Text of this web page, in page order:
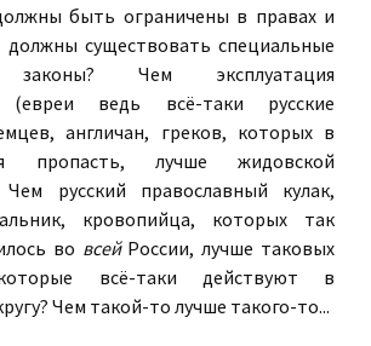
быть ограничены в правах и
должны существовать специальные
законы? Чем эксплуатация
(евреи ведь всё-таки русские
англичан, греков, которых в
пропасть, лучше жидовской
Чем русский православный кулак,
кровопийца, которых так
во всей России, лучше таковых
всё-таки действуют в
Чем такой-то лучше такого-то...